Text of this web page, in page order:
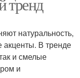
натуральность,
акценты. В тренде
и смелые
и